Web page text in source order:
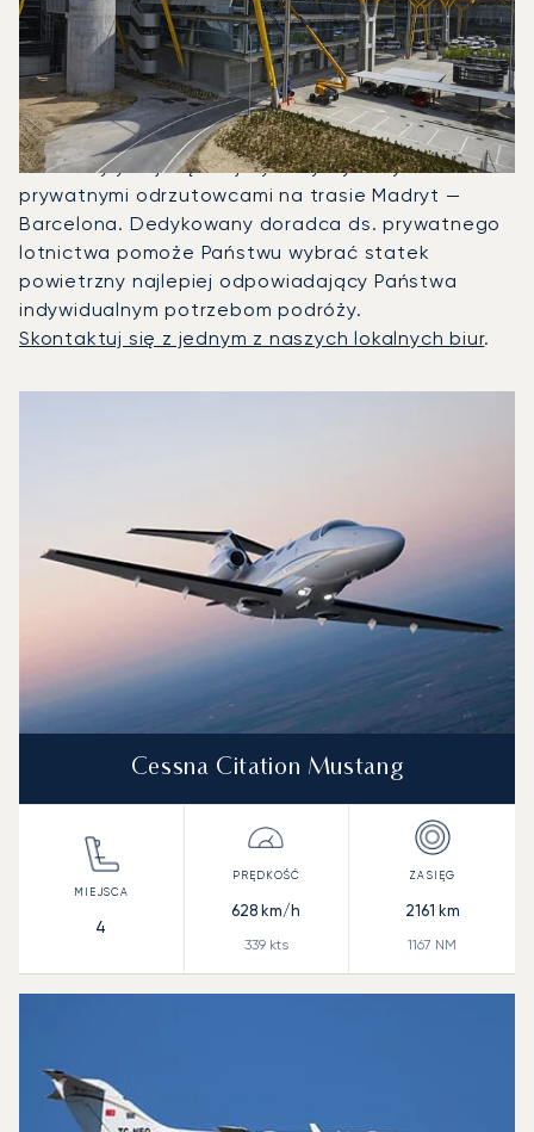
Wyczarterować, Aby Polecieć
Między Barceloną A
Madrytem?
W 2025 roku Citation Mustang, Beechjet 400A i
PC-24 były najczęściej wykorzystywanymi
prywatnymi odrzutowcami na trasie Madryt —
Barcelona. Dedykowany doradca ds. prywatnego
lotnictwa pomoże Państwu wybrać statek
powietrzny najlepiej odpowiadający Państwa
indywidualnym potrzebom podróży.
Skontaktuj się z jednym z naszych lokalnych biur.
Cessna Citation Mustang
4
628 km/h
339kts
2161 km
1167 NM